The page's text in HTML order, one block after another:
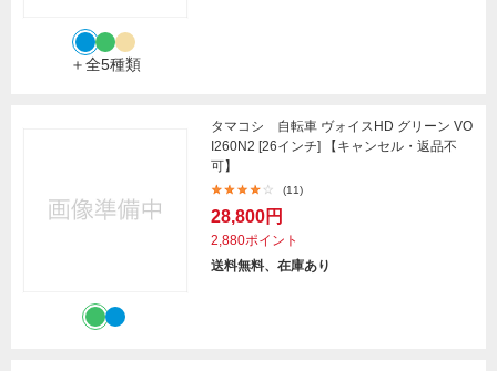
＋全5種類
タマコシ 自転車 ヴォイスHD グリーン VO
I260N2 [26インチ] 【キャンセル・返品不
可】
(11)
28,800円
2,880ポイント
送料無料、在庫あり